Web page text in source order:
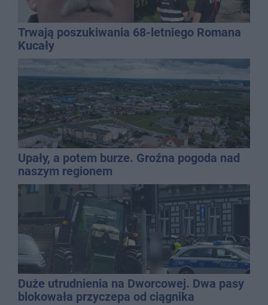
Trwają poszukiwania 68-letniego Romana
Kucały
Upały, a potem burze. Groźna pogoda nad
naszym regionem
Duże utrudnienia na Dworcowej. Dwa pasy
blokowała przyczepa od ciągnika